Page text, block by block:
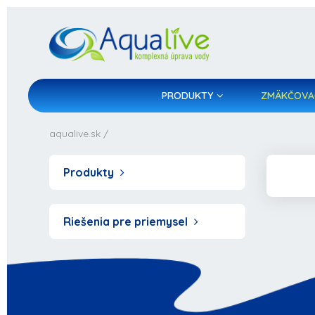
PRODUKTY
aqualive.sk /
Produkty
Riešenia pre priemysel